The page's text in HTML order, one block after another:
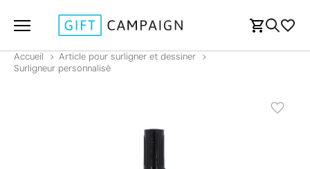
Accueil
Article pour surligner et dessiner
Surligneur personnalisé